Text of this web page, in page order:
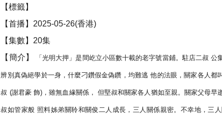
【標籤】
【首播】2025-05-26(香港)
【集數】20集
【簡介】
「光明大押」是間屹立小區數十載的老字號當鋪。駐店二叔 公
辨別真偽絕學於一身，什麼刁鑽假金偽鑽，均難逃 他的法眼，關家各人都
叔 (謝君豪 飾)，雖無血緣關係， 但堅叔和關家各人猶如至親。關家父母早
叔如管家般 照料姊弟關聆和關俊二人成長，三人關係親密。不幸地，三